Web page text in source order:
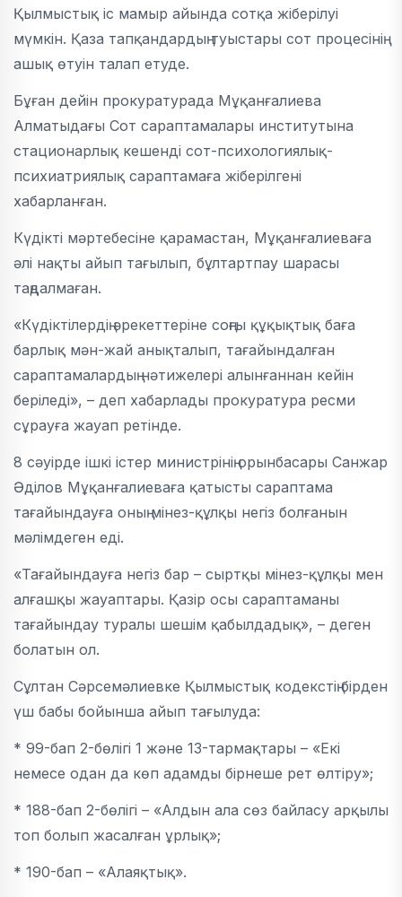
Қылмыстық іс мамыр айында сотқа жіберілуі
мүмкін. Қаза тапқандардың туыстары сот процесінің
ашық өтуін талап етуде.
Бұған дейін прокуратурада Мұқанғалиева
Алматыдағы Сот сараптамалары институтына
стационарлық кешенді сот-психологиялық-
психиатриялық сараптамаға жіберілгені
хабарланған.
Күдікті мәртебесіне қарамастан, Мұқанғалиеваға
әлі нақты айып тағылып, бұлтартпау шарасы
таңдалмаған.
«Күдіктілердің әрекеттеріне соңғы құқықтық баға
барлық мән-жай анықталып, тағайындалған
сараптамалардың нәтижелері алынғаннан кейін
беріледі», – деп хабарлады прокуратура ресми
сұрауға жауап ретінде.
8 сәуірде ішкі істер министрінің орынбасары Санжар
Әділов Мұқанғалиеваға қатысты сараптама
тағайындауға оның мінез-құлқы негіз болғанын
мәлімдеген еді.
«Тағайындауға негіз бар – сыртқы мінез-құлқы мен
алғашқы жауаптары. Қазір осы сараптаманы
тағайындау туралы шешім қабылдадық», – деген
болатын ол.
Сұлтан Сәрсемәлиевке Қылмыстық кодекстің бірден
үш бабы бойынша айып тағылуда:
* 99-бап 2-бөлігі 1 және 13-тармақтары – «Екі
немесе одан да көп адамды бірнеше рет өлтіру»;
* 188-бап 2-бөлігі – «Алдын ала сөз байласу арқылы
топ болып жасалған ұрлық»;
* 190-бап – «Алаяқтық».